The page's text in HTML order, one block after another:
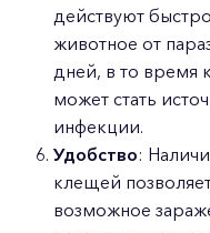
действуют
животное от
дней, в то время
может стать
инфекции.
Удобство:
клещей
возможное